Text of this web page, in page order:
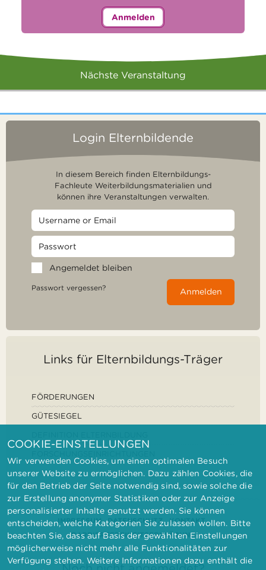
Anmelden
Nächste Veranstaltung
Login Elternbildende
In diesem Bereich finden Elternbildungs-
Fachleute Weiterbildungsmaterialien und
können ihre Veranstaltungen verwalten.
Angemeldet bleiben
Passwort vergessen? Anmelden
Links für Elternbildungs-Träger
FÖRDERUNGEN
GÜTESIEGEL
IMPRESSUM DATENSCHUTZ
KONTAKT
BARRIEREFREIHEITSERKLÄRUNG
COOKIE-EINSTELLUNGEN
Wir verwenden Cookies, um einen optimalen Besuch
unserer Website zu ermöglichen. Dazu zählen Cookies, die
für den Betrieb der Seite notwendig sind, sowie solche die
zur Erstellung anonymer Statistiken oder zur Anzeige
personalisierter Inhalte genutzt werden. Sie können
entscheiden, welche Kategorien Sie zulassen wollen. Bitte
beachten Sie, dass auf Basis der gewählten Einstellungen
möglicherweise nicht mehr alle Funktionalitäten zur
Verfügung stehen. Weitere Informationen dazu enthält die